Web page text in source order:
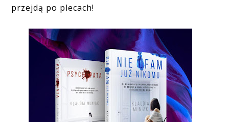
przejdą po plecach!